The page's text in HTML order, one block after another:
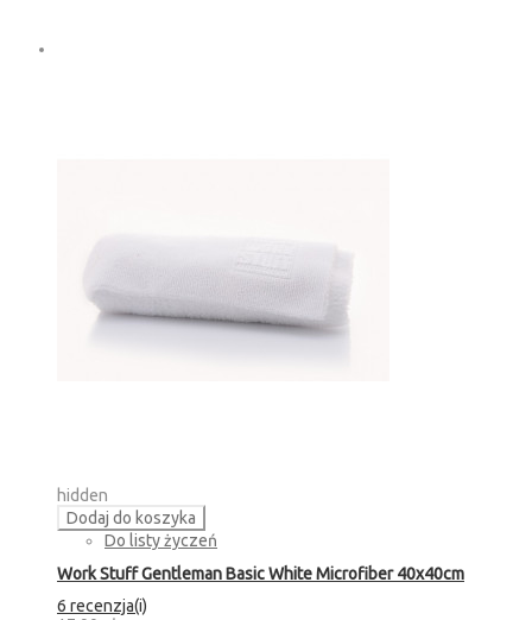
hidden
Dodaj do koszyka
Do listy życzeń
Work Stuff Gentleman Basic White Microfiber 40x40cm
6 recenzja(i)